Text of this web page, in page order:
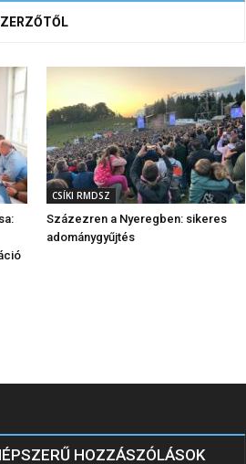
CSÍKI RMDSZ
Százezren a Nyeregben: sikeres
adománygyűjtés
HOZZÁSZÓLÁSOK